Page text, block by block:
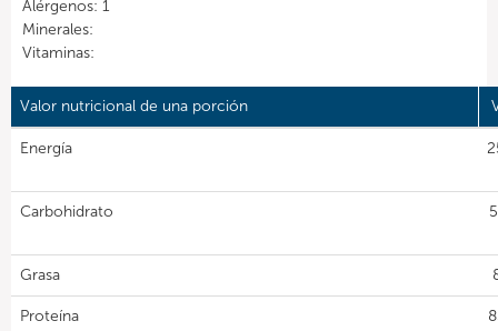
Alérgenos: 1
Minerales:
Vitaminas:
Valor nutricional de una porción
Energía
Carbohidrato
Grasa
Proteína